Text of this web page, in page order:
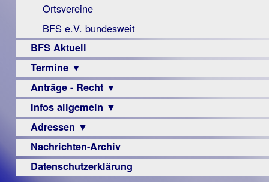
Ortsvereine
BFS e.V. bundesweit
BFS Aktuell
Termine ▼
Veranstaltungsprogramme
Anträge - Recht ▼
Archiv
Urteile
Infos allgemein ▼
Sehbehinderung
Frühförderung
Schule
Adressen ▼
Augenoptiker
Berufsbildungswerke
Nachrichten-Archiv
Datenschutzerklärung